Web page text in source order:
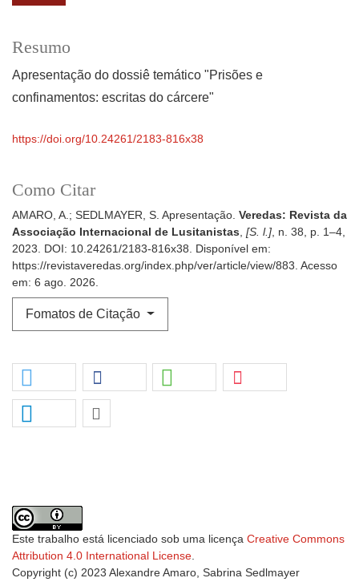
Como Citar
AMARO, A.; SEDLMAYER, S. Apresentação. Veredas: Revista da
Associação Internacional de Lusitanistas, [S. l.], n. 38, p. 1–4,
2023. DOI: 10.24261/2183-816x38. Disponível em:
https://revistaveredas.org/index.php/ver/article/view/883. Acesso
em: 6 ago. 2026.
Fomatos de Citação
Resumo
Apresentação do dossiê temático "Prisões e
confinamentos: escritas do cárcere"
https://doi.org/10.24261/2183-816x38
Este trabalho está licenciado sob uma licença Creative Commons
Attribution 4.0 International License.
Copyright (c) 2023 Alexandre Amaro, Sabrina Sedlmayer